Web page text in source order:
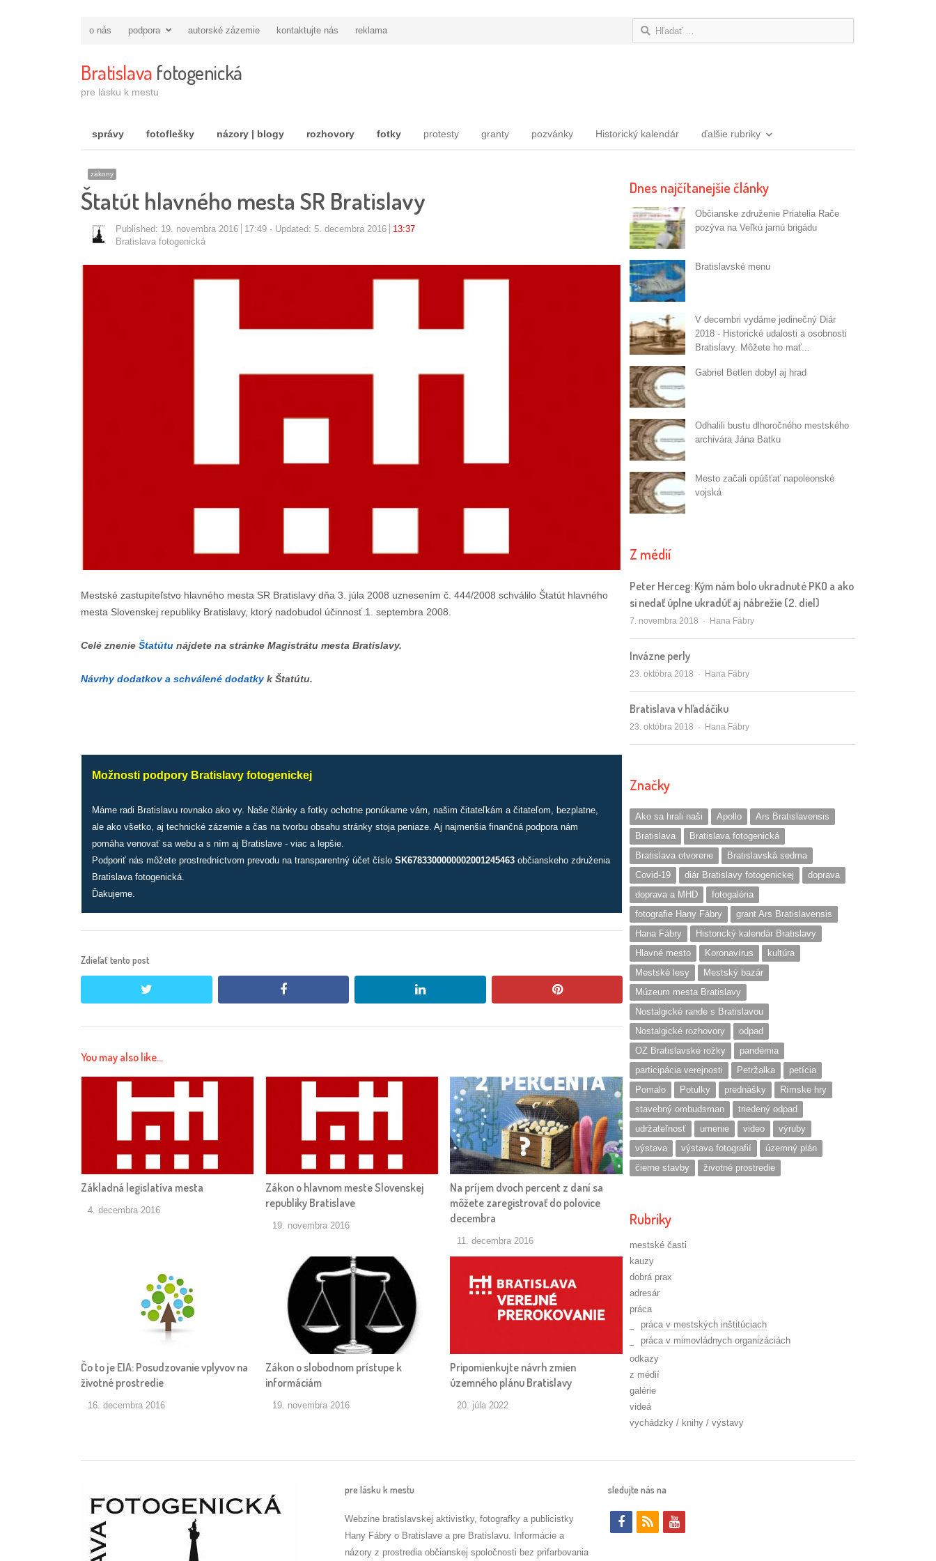
o nás podpora autorské zázemie kontaktujte nás reklama Hľadať:
Bratislava fotogenická
pre lásku k mestu
správy fotoflešky názory | blogy rozhovory fotky protesty granty pozvánky Historický kalendár ďalšie rubriky
zákony
Štatút hlavného mesta SR Bratislavy
Published: 19. novembra 2016 17:49 Updated: 5. decembra 2016
13:37
Autor/ka
Bratislava fotogenická
Mestské zastupiteľstvo hlavného mesta SR Bratislavy dňa 3. júla 2008 uznesením č. 444/2008 schválilo Štatút hlavného
mesta Slovenskej republiky Bratislavy, ktorý nadobudol účinnosť 1. septembra 2008.
Celé znenie Štatútu nájdete na stránke Magistrátu mesta Bratislavy.
Návrhy dodatkov a schválené dodatkyk Štatútu.
Možnosti podpory Bratislavy fotogenickej
Máme radi Bratislavu rovnako ako vy. Naše články a fotky ochotne ponúkame vám, našim čitateľkám a čitateľom, bezplatne,
ale ako všetko, aj technické zázemie a čas na tvorbu obsahu stránky stoja peniaze. Aj najmenšia finančná podpora nám
pomáha venovať sa webu a s ním aj Bratislave - viac a lepšie.
Podporiť nás môžete prostredníctvom prevodu na transparentný účet číslo SK6783300000002001245463 občianskeho združenia
Bratislava fotogenická.
Ďakujeme.
Zdieľať tento post
twitter facebook linkedin pinterest
You may also like...
Základná legislatíva mesta
4. decembra 2016
Zákon o hlavnom meste Slovenskej
republiky Bratislave
19. novembra 2016
Na príjem dvoch percent z daní sa
môžete zaregistrovať do polovice
decembra
11. decembra 2016
Čo to je EIA: Posudzovanie vplyvov na
životné prostredie
16. decembra 2016
Zákon o slobodnom prístupe k
informáciám
19. novembra 2016
Pripomienkujte návrh zmien
územného plánu Bratislavy
20. júla 2022
Dnes najčítanejšie články
Občianske združenie Priatelia Rače
pozýva na Veľkú jarnú brigádu
Bratislavské menu
V decembri vydáme jedinečný Diár
2018 - Historické udalosti a osobnosti
Bratislavy. Môžete ho mať...
Gabriel Betlen dobyl aj hrad
Odhalili bustu dlhoročného mestského
archivára Jána Batku
Mesto začali opúšťať napoleonské
vojská
Z médií
Peter Herceg: Kým nám bolo ukradnuté PKO a ako
si nedať úplne ukradúť aj nábrežie (2. diel)
7. novembra 2018 Autor/ka
Hana Fábry
Invázne perly
23. októbra 2018 Autor/ka
Hana Fábry
Bratislava v hľadáčiku
23. októbra 2018 Autor/ka
Hana Fábry
Značky
Ako sa hrali naši Apollo
Ars Bratislavensis
Bratislava
Bratislava fotogenická
Bratislava otvorene
Bratislavská sedma
Covid-19
diár Bratislavy fotogenickej
doprava
doprava a MHD
fotogaléria
fotografie Hany Fábry
grant Ars Bratislavensis
Hana Fábry
Historický kalendár Bratislavy
Hlavné mesto
Koronavírus
kultúra
Mestské lesy
Mestský bazár
Múzeum mesta Bratislavy
Nostalgické rande s Bratislavou
Nostalgické rozhovory
odpad
OZ Bratislavské rožky
pandémia
participácia verejnosti
Petržalka
petícia
Pomalo
Potulky prednášky
Rímske hry
stavebný ombudsman
triedený odpad
udržateľnosť
umenie video
výruby
výstava
výstava fotografií
územný plán
čierne stavby
životné prostredie
Rubriky
mestské časti
kauzy
dobrá prax
adresár
práca
práca v mestských inštitúciach
práca v mimovládnych organizáciách
odkazy
z médií
galérie
videá
vychádzky / knihy / výstavy
pre lásku k mestu
Webzine bratislavskej aktivistky, fotografky a publicistky
Hany Fábry o Bratislave a pre Bratislavu. Informácie a
názory z prostredia občianskej spoločnosti bez prifarbovania
sledujte nás na
f
r
y